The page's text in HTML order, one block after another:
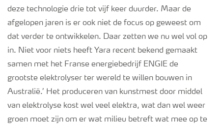
deze technologie drie tot vijf keer duurder. Maar de
afgelopen jaren is er ook niet de focus op geweest om
dat verder te ontwikkelen. Daar zetten we nu wel vol op
in. Niet voor niets heeft Yara recent bekend gemaakt
samen met het Franse energiebedrijf ENGIE de
grootste elektrolyser ter wereld te willen bouwen in
Australië.’ Het produceren van kunstmest door middel
van elektrolyse kost wel veel elektra, wat dan wel weer
groen moet zijn om er wat milieu betreft wat mee op te